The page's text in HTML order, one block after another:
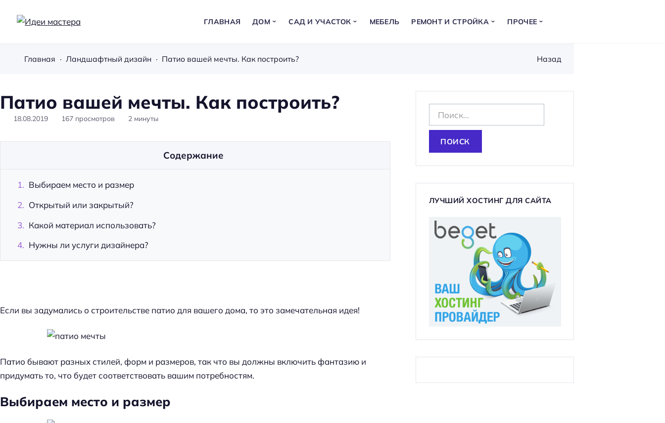
а
с
ГЛАВНАЯ ДОМ САД И УЧАСТОК МЕБЕЛЬ РЕМОНТ И СТРОЙКА ПРОЧЕЕ
Главная Ландшафтный дизайн Патио вашей мечты. Как построить? Назад
Патио вашей мечты. Как построить?
18.08.2019 167 просмотров 2 минуты
Если вы задумались о строительстве патио для вашего дома, то это замечательная идея!
Патио бывают разных стилей, форм и размеров, так что вы должны включить фантазию и
придумать то, что будет соответствовать вашим потребностям.
Выбираем место и размер
Содержание
Выбираем место и размер
Открытый или закрытый?
Какой материал использовать?
Нужны ли услуги дизайнера?
а
т
и
ЛУЧШИЙ ХОСТИНГ ДЛЯ САЙТА